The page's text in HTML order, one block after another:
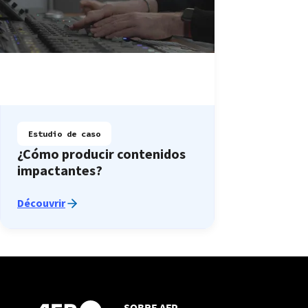
Estudio de caso
¿Cómo producir contenidos
impactantes?
Découvrir